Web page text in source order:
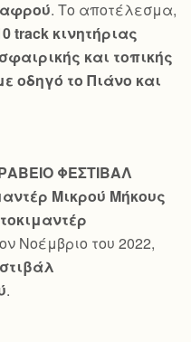
. Το αποτέλεσμα,
track κινητήριας
και τοπικής
οδηγό το Πιάνο και
ΦΕΣΤΙΒΑΛ
Μικρού Μήκους
Νοέμβριο του 2022,
.